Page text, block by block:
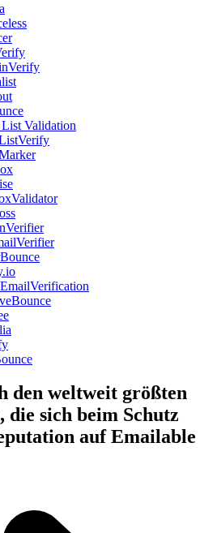
Validation
den weltweit größten
die sich beim Schutz
auf Emailable